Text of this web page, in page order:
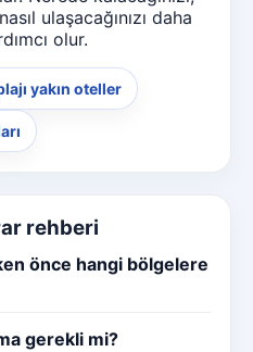
ulaşacağınızı daha
olur.
yakın oteller
rehberi
önce hangi bölgelere
gerekli mi?